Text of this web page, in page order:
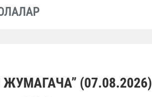
(07.08.2026)